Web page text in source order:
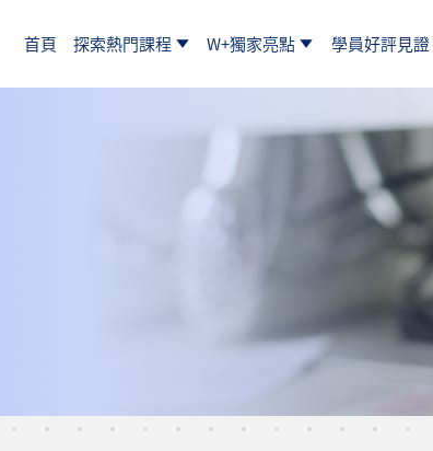
首頁 探索熱門課程 W+獨家亮點 學員好評見證